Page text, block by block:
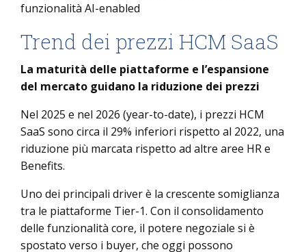
funzionalità AI-enabled
Trend dei prezzi HCM SaaS
La maturità delle piattaforme e l’espansione
del mercato guidano la riduzione dei prezzi
Nel 2025 e nel 2026 (year-to-date), i prezzi HCM
SaaS sono circa il 29% inferiori rispetto al 2022, una
riduzione più marcata rispetto ad altre aree HR e
Benefits.
Uno dei principali driver è la crescente somiglianza
tra le piattaforme Tier-1. Con il consolidamento
delle funzionalità core, il potere negoziale si è
spostato verso i buyer, che oggi possono